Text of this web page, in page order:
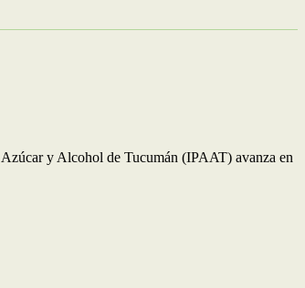
y Alcohol de Tucumán (IPAAT) avanza en